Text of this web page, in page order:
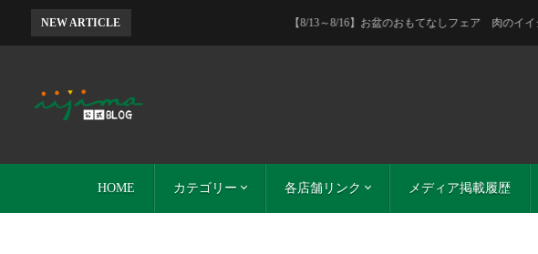
NEW ARTICLE 【8/13～8/16】お盆のおもてなしフェア 肉のイイジマ・DELI-I
HOME カテゴリー 各店舗リンク メディア掲載履歴